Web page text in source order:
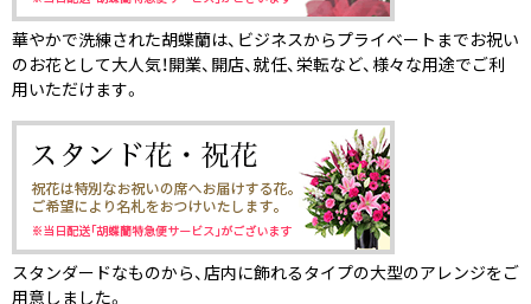
華やかで洗練された胡蝶蘭は、ビジネスからプライベートまでお祝い
のお花として大人気！開業、開店、就任、栄転など、様々な用途でご利
用いただけます。
スタンダードなものから、店内に飾れるタイプの大型のアレンジをご
用意しました。